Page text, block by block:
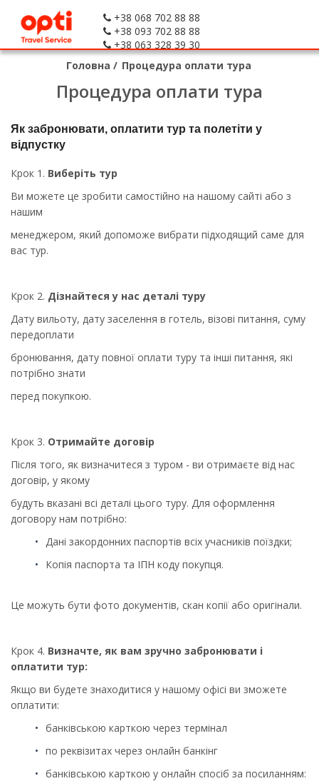
+38 068 702 88 88
+38 093 702 88 88
+38 063 328 39 30
Головна / Процедура оплати тура
Процедура оплати тура
Як забронювати, оплатити тур та полетіти у
відпустку
Крок 1. Виберіть тур
Ви можете це зробити самостійно на нашому сайті або з
нашим
менеджером, який допоможе вибрати підходящий саме для
вас тур.
Крок 2. Дізнайтеся у нас деталі туру
Дату вильоту, дату заселення в готель, візові питання, суму
передоплати
бронювання, дату повної оплати туру та інші питання, які
потрібно знати
перед покупкою.
Крок 3. Отримайте договір
Після того, як визначитеся з туром - ви отримаєте від нас
договір, у якому
будуть вказані всі деталі цього туру. Для оформлення
договору нам потрібно:
Дані закордонних паспортів всіх учасників поїздки;
Копія паспорта та ІПН коду покупця.
Це можуть бути фото документів, скан копії або оригінали.
Крок 4. Визначте, як вам зручно забронювати і
оплатити тур:
Якщо ви будете знаходитися у нашому офісі ви зможете
оплатити:
банківською карткою через термінал
по реквізитах через онлайн банкінг
банківською карткою у онлайн спосіб за посиланням: